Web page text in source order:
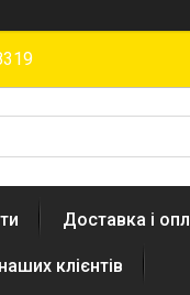
Доставка і
клієнтів